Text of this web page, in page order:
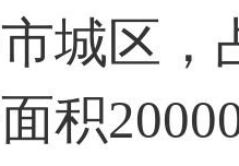
城区，
积